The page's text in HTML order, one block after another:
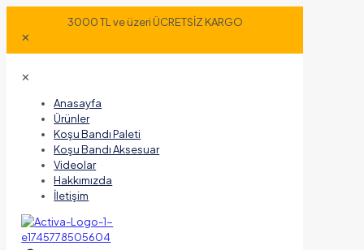
3000 TL ve üzeri ÜCRETSİZ KARGO
✕
✕
Anasayfa
Ürünler
Koşu Bandı Paleti
Koşu Bandı Aksesuar
Videolar
Hakkımızda
İletişim